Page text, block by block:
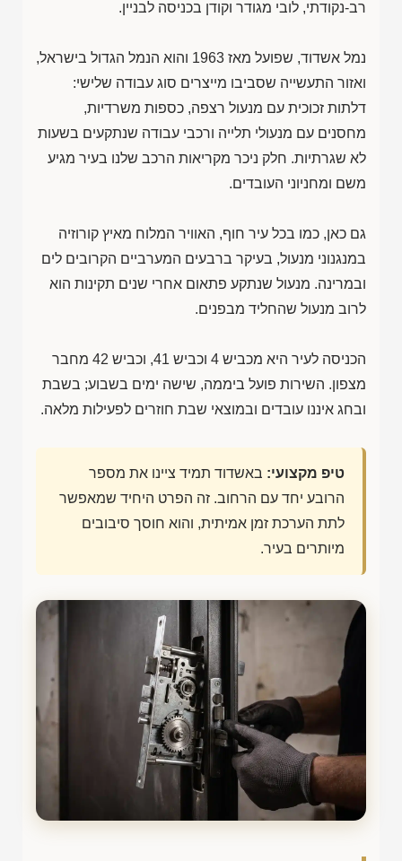
רב-נקודתי, לובי מגודר וקודן בכניסה לבניין.
נמל אשדוד, שפועל מאז 1963 והוא הנמל הגדול בישראל,
ואזור התעשייה שסביבו מייצרים סוג עבודה שלישי:
דלתות זכוכית עם מנעול רצפה, כספות משרדיות,
מחסנים עם מנעולי תלייה ורכבי עבודה שנתקעים בשעות
לא שגרתיות. חלק ניכר מקריאות הרכב שלנו בעיר מגיע
משם ומחניוני העובדים.
גם כאן, כמו בכל עיר חוף, האוויר המלוח מאיץ קורוזיה
במנגנוני מנעול, בעיקר ברבעים המערביים הקרובים לים
ובמרינה. מנעול שנתקע פתאום אחרי שנים תקינות הוא
לרוב מנעול שהחליד מבפנים.
הכניסה לעיר היא מכביש 4 וכביש 41, וכביש 42 מחבר
מצפון. השירות פועל ביממה, שישה ימים בשבוע; בשבת
ובחג איננו עובדים ובמוצאי שבת חוזרים לפעילות מלאה.
טיפ מקצועי: באשדוד תמיד ציינו את מספר
הרובע יחד עם הרחוב. זה הפרט היחיד שמאפשר
לתת הערכת זמן אמיתית, והוא חוסך סיבובים
מיותרים בעיר.